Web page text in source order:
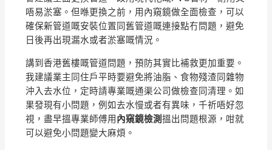
唔易淤塞。但喺更換之前，用內窺鏡做全面檢查，可以
確保新管道嘅安裝位置同舊管道嘅連接點冇問題，避免
日後再出現漏水或者淤塞嘅情況。
講到香港舊樓嘅管道問題，預防其實比補救更加重要。
我建議業主同住戶平時要避免將油脂、食物殘渣同雜物
沖入去水位，定時請專業嘅通渠公司做檢查同清理。如
果發現有小問題，例如去水慢或者有異味，千祈唔好忽
視，盡早搵專業師傅用 內窺鏡檢測搵出問題根源，咁就
可以避免小問題變大麻煩。